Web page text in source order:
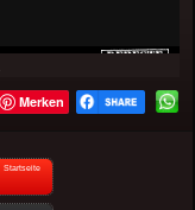
Merken
Startseite